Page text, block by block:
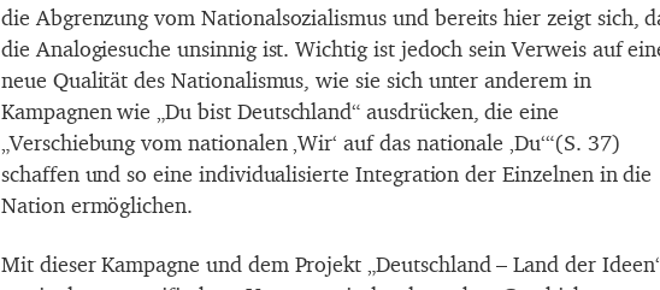
die Abgrenzung vom Nationalsozialismus und bereits hier zeigt sich,
die Analogiesuche unsinnig ist. Wichtig ist jedoch sein Verweis auf
neue Qualität des Nationalismus, wie sie sich unter anderem in
Kampagnen wie „Du bist Deutschland“ ausdrücken, die eine
„Verschiebung vom nationalen ‚Wir‘ auf das nationale ‚Du‘“(S. 37)
schaffen und so eine individualisierte Integration der Einzelnen in die
Nation ermöglichen.
Mit dieser Kampagne und dem Projekt „Deutschland – Land der